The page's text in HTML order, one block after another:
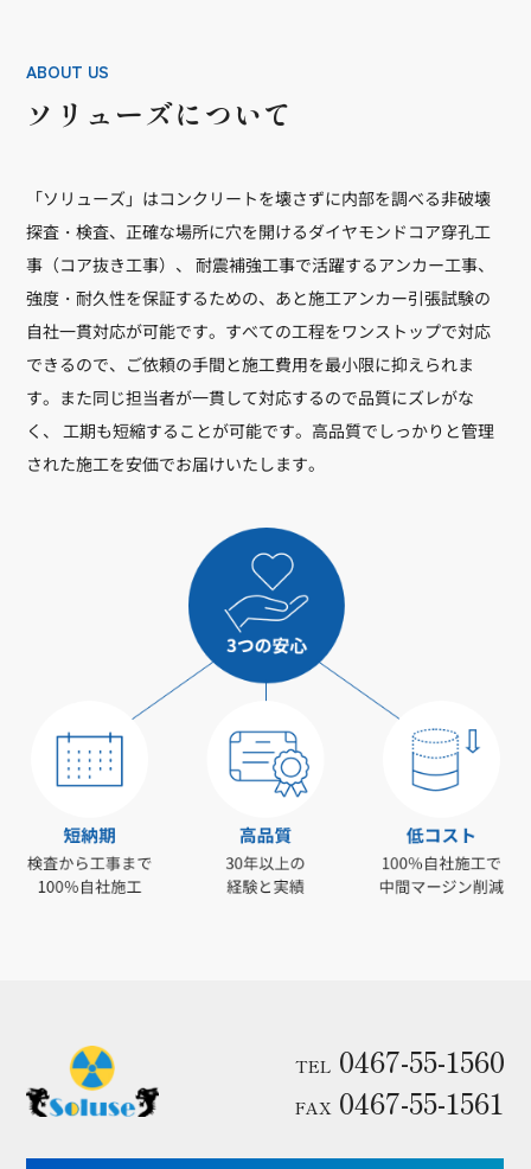
ABOUT US
ソリューズについて
「ソリューズ」はコンクリートを壊さずに内部を調べる非破壊
探査・検査、正確な場所に穴を開けるダイヤモンドコア穿孔工
事（コア抜き工事）、 耐震補強工事で活躍するアンカー工事、
強度・耐久性を保証するための、あと施工アンカー引張試験の
自社一貫対応が可能です。すべての工程をワンストップで対応
できるので、ご依頼の手間と施工費用を最小限に抑えられま
す。また同じ担当者が一貫して対応するので品質にズレがな
く、 工期も短縮することが可能です。高品質でしっかりと管理
された施工を安価でお届けいたします。
TEL 0467-55-1560
FAX 0467-55-1561